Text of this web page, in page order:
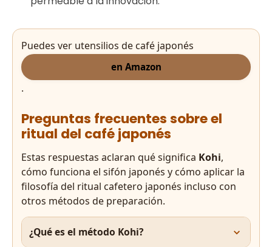
Puedes ver utensilios de café japonés
en Amazon
.
Preguntas frecuentes sobre el
ritual del café japonés
Estas respuestas aclaran qué significa Kohi,
cómo funciona el sifón japonés y cómo aplicar la
filosofía del ritual cafetero japonés incluso con
otros métodos de preparación.
¿Qué es el método Kohi?